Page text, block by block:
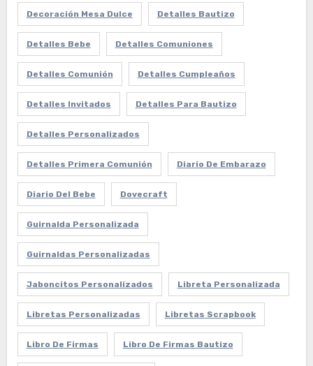
Decoración Mesa Dulce Detalles Bautizo
Detalles Bebe Detalles Comuniones
Detalles Comunión Detalles Cumpleaños
Detalles Invitados Detalles Para Bautizo
Detalles Personalizados
Detalles Primera Comunión Diario De Embarazo
Diario Del Bebe Dovecraft
Guirnalda Personalizada
Guirnaldas Personalizadas
Jaboncitos Personalizados Libreta Personalizada
Libretas Personalizadas Libretas Scrapbook
Libro De Firmas Libro De Firmas Bautizo